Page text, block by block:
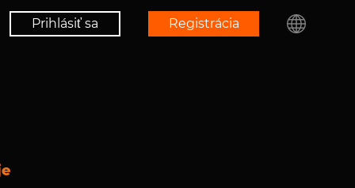
Prihlásiť sa Registrácia